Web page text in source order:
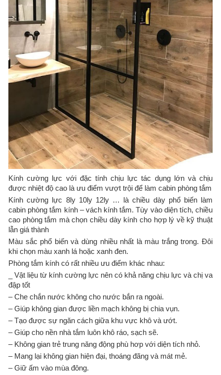
Kính cường lực với đặc tính chịu lực tác dụng lớn và chịu
được nhiệt độ cao là ưu điểm vượt trội để làm cabin phòng tắm
Kính cường lực 8ly 10ly 12ly … là chiều dày phổ biến làm
cabin phòng tắm kính – vách kính tắm. Tùy vào diện tích, chiều
cao phòng tắm mà chọn chiều dày kính cho hợp lý về kỹ thuật
lẫn giá thành
Màu sắc phổ biến và dùng nhiều nhất là màu trắng trong. Đôi
khi chọn màu xanh lá hoặc xanh đen.
Phòng tắm kính có rất nhiều ưu điểm khác nhau:
_ Vật liệu từ kính cường lực nên có khả năng chịu lực và chị va
đập tốt
– Che chắn nước không cho nước bắn ra ngoài.
– Giúp không gian được liền mạch không bị chia vụn.
– Tạo được sự ngăn cách giữa khu vực khô và ướt.
– Giúp cho nền nhà tắm luôn khô ráo, sạch sẽ.
– Không gian trẻ trung năng động phù hơp với diện tích nhỏ.
– Mang lại không gian hiện đại, thoáng đãng và mát mẻ.
– Giữ ấm vào mùa đông.